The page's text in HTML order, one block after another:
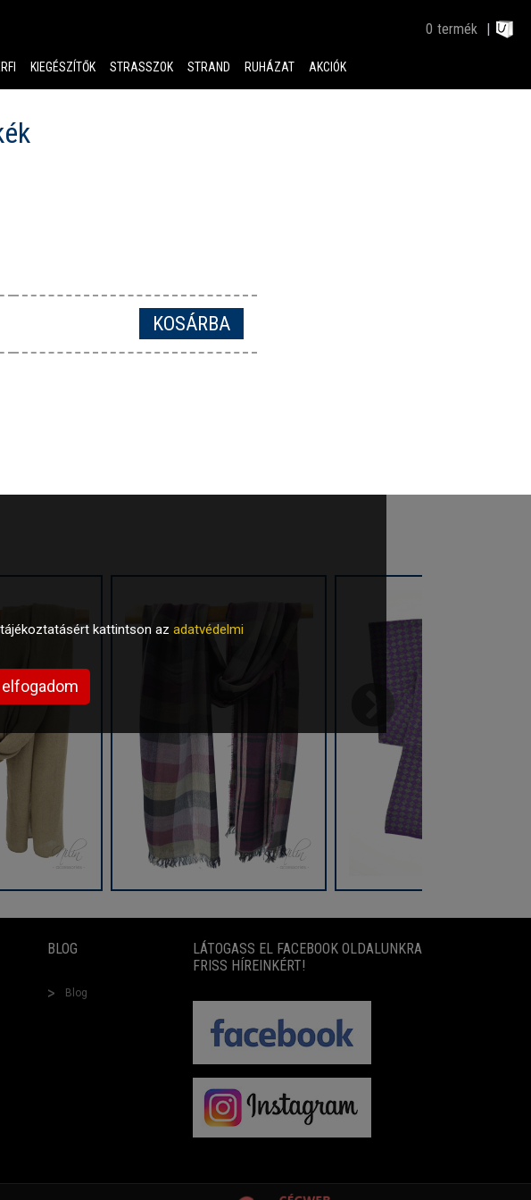
0 termék
KIEGÉSZÍTŐK STRASSZOK STRAND RUHÁZAT AKCIÓK
KOSÁRBA
BLOG
Blog
LÁTOGASS EL FACEBOOK OLDALUNKRA
FRISS HÍREINKÉRT!
kattintson az adatvédelmi